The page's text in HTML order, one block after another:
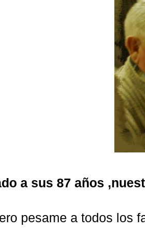
a sus 87 años
pesame a todos los